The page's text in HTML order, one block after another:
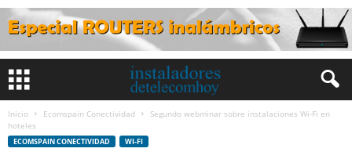
Inicio Ecomspain Conectividad
Segundo webminar sobre instalaciones Wi-Fi en
hoteles
ECOMSPAIN CONECTIVIDAD WI-FI